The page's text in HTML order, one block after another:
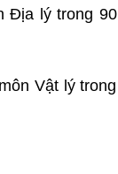
Địa lý trong 90
Vật lý trong